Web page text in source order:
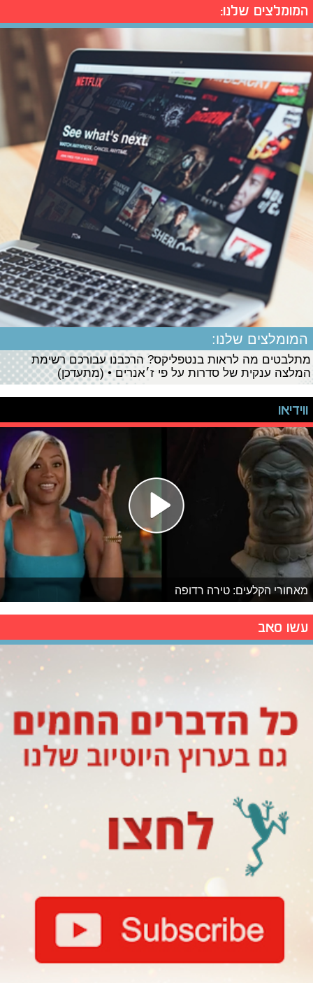
המומלצים שלנו:
המומלצים שלנו:
מתלבטים מה לראות בנטפליקס? הרכבנו עבורכם רשימת
המלצה ענקית של סדרות על פי ז׳אנרים • (מתעדכן)
ווידיאו
מאחורי הקלעים: טירה רדופה
עשו סאב